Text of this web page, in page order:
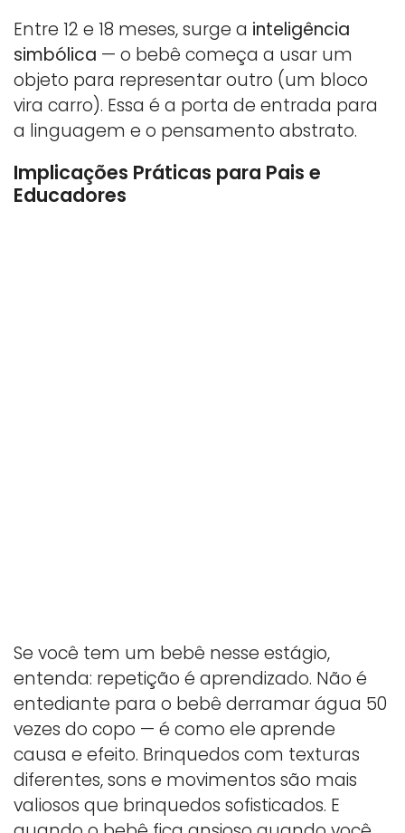
Entre 12 e 18 meses, surge a inteligência
simbólica — o bebê começa a usar um
objeto para representar outro (um bloco
vira carro). Essa é a porta de entrada para
a linguagem e o pensamento abstrato.
Implicações Práticas para Pais e
Educadores
Se você tem um bebê nesse estágio,
entenda: repetição é aprendizado. Não é
entediante para o bebê derramar água 50
vezes do copo — é como ele aprende
causa e efeito. Brinquedos com texturas
diferentes, sons e movimentos são mais
valiosos que brinquedos sofisticados. E